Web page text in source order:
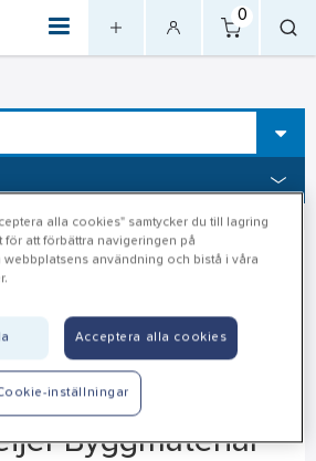
0
Byggmaterial
alla cookies" samtycker du till lagring
för att förbättra navigeringen på
användning och bistå i våra
Acceptera alla cookies
inställningar